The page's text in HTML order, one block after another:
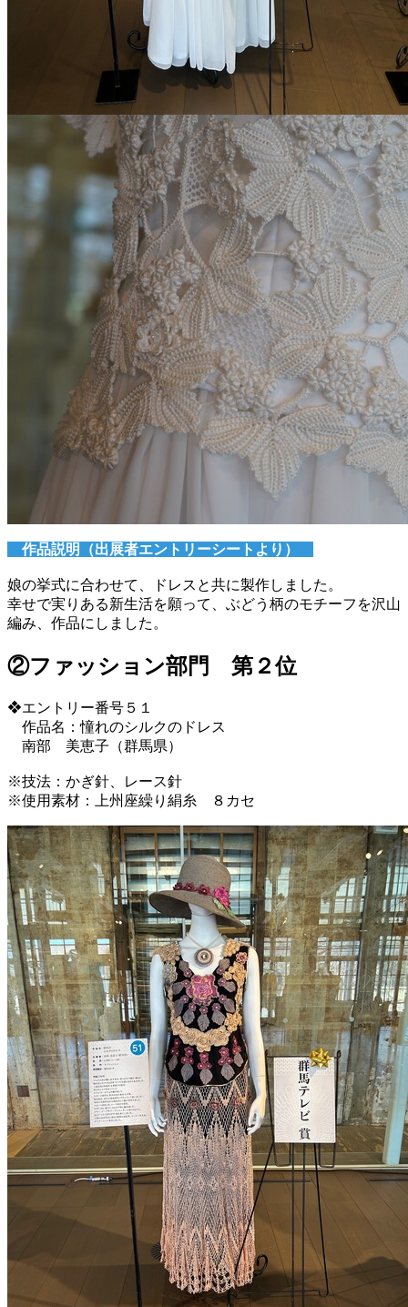
作品説明（出展者エントリーシートより）
娘の挙式に合わせて、ドレスと共に製作しました。
幸せで実りある新生活を願って、ぶどう柄のモチーフを沢山
編み、作品にしました。
②ファッション部門 第２位
❖エントリー番号５１
作品名：憧れのシルクのドレス
南部 美恵子（群馬県）
※技法：かぎ針、レース針
※使用素材：上州座繰り絹糸 ８カセ